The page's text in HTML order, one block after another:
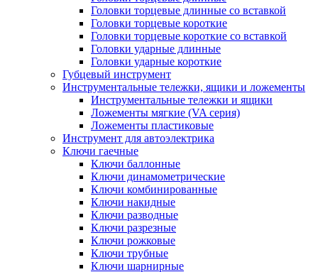
Головки торцевые длинные со вставкой
Головки торцевые короткие
Головки торцевые короткие со вставкой
Головки ударные длинные
Головки ударные короткие
Губцевый инструмент
Инструментальные тележки, ящики и ложементы
Инструментальные тележки и ящики
Ложементы мягкие (VA серия)
Ложементы пластиковые
Инструмент для автоэлектрика
Ключи гаечные
Ключи баллонные
Ключи динамометрические
Ключи комбинированные
Ключи накидные
Ключи разводные
Ключи разрезные
Ключи рожковые
Ключи трубные
Ключи шарнирные